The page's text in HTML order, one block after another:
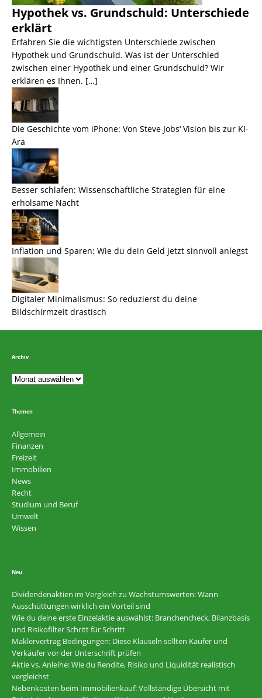
Hypothek vs. Grundschuld: Unterschiede
erklärt
Erfahren Sie die wichtigsten Unterschiede zwischen
Hypothek und Grundschuld. Was ist der Unterschied
zwischen einer Hypothek und einer Grundschuld? Wir
erklären es Ihnen. […]
Die Geschichte vom iPhone: Von Steve Jobs‘ Vision bis zur KI-
Ära
Besser schlafen: Wissenschaftliche Strategien für eine
erholsame Nacht
Inflation und Sparen: Wie du dein Geld jetzt sinnvoll anlegst
Digitaler Minimalismus: So reduzierst du deine
Bildschirmzeit drastisch
Archiv
Themen
Allgemein
Finanzen
Freizeit
Immobilien
News
Recht
Studium und Beruf
Umwelt
Wissen
Neu
Dividendenaktien im Vergleich zu Wachstumswerten: Wann
Ausschüttungen wirklich ein Vorteil sind
Wie du deine erste Einzelaktie auswählst: Branchencheck, Bilanzbasis
und Risikofilter Schritt für Schritt
Maklervertrag Bedingungen: Diese Klauseln sollten Käufer und
Verkäufer vor der Unterschrift prüfen
Aktie vs. Anleihe: Wie du Rendite, Risiko und Liquidität realistisch
vergleichst
Nebenkosten beim Immobilienkauf: Vollständige Übersicht mit